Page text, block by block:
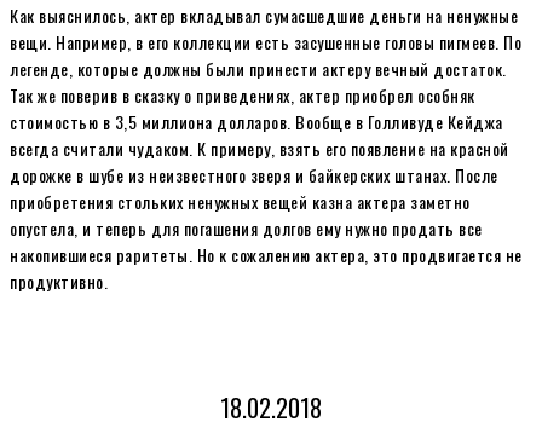
Как выяснилось, актер вкладывал сумасшедшие деньги на ненужные
вещи. Например, в его коллекции есть засушенные головы пигмеев. По
легенде, которые должны были принести актеру вечный достаток.
Так же поверив в сказку о приведениях, актер приобрел особняк
стоимостью в 3,5 миллиона долларов. Вообще в Голливуде Кейджа
всегда считали чудаком. К примеру, взять его появление на красной
дорожке в шубе из неизвестного зверя и байкерских штанах. После
приобретения стольких ненужных вещей казна актера заметно
опустела, и теперь для погашения долгов ему нужно продать все
накопившиеся раритеты. Но к сожалению актера, это продвигается не
продуктивно.
18.02.2018